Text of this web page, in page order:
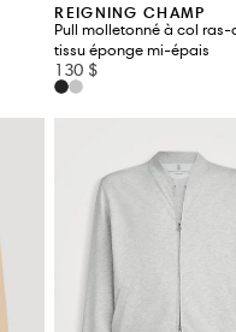
REIGNING CHAMP
Pull molletonné à col
tissu éponge mi-épais
130 $